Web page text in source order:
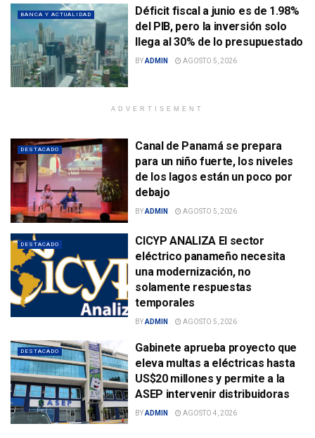
BANCA Y ACTUALIDAD
Déficit fiscal a junio es de 1.98%
del PIB, pero la inversión solo
llega al 30% de lo presupuestado
BYADMIN AGOSTO 5, 2026
ADVERTISEMENT
DESTACADO
Canal de Panamá se prepara
para un niño fuerte, los niveles
de los lagos están un poco por
debajo
BYADMIN AGOSTO 5, 2026
DESTACADO
CICYP ANALIZA El sector
eléctrico panameño necesita
una modernización, no
solamente respuestas
temporales
BYADMIN AGOSTO 5, 2026
DESTACADO
Gabinete aprueba proyecto que
eleva multas a eléctricas hasta
US$20 millones y permite a la
ASEP intervenir distribuidoras
BYADMIN AGOSTO 4, 2026